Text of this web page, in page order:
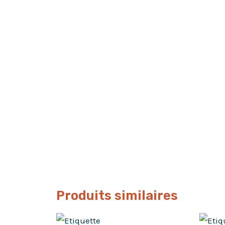
Produits similaires